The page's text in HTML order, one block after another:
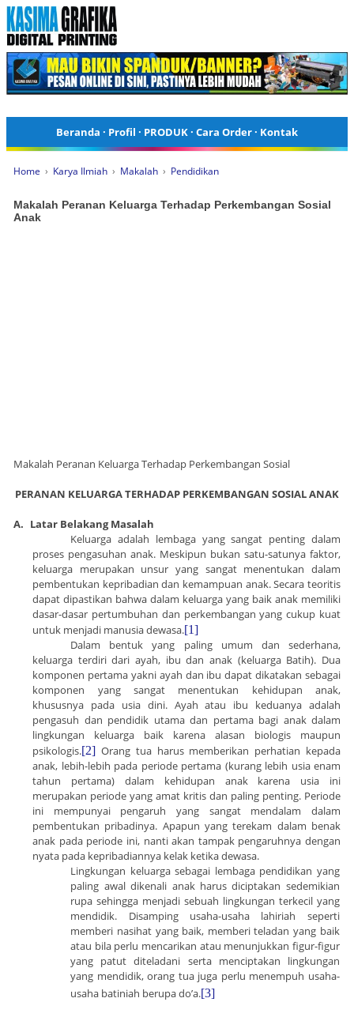
Beranda · Profil · PRODUK· Cara Order· Kontak
Home › Karya Ilmiah › Makalah › Pendidikan
Makalah Peranan Keluarga Terhadap Perkembangan Sosial
Anak
Makalah Peranan Keluarga Terhadap Perkembangan Sosial
PERANAN KELUARGA TERHADAP PERKEMBANGAN SOSIAL ANAK
A. Latar Belakang Masalah
Keluarga adalah lembaga yang sangat penting dalam
proses pengasuhan anak. Meskipun bukan satu-satunya faktor,
keluarga merupakan unsur yang sangat menentukan dalam
pembentukan kepribadian dan kemampuan anak. Secara teoritis
dapat dipastikan bahwa dalam keluarga yang baik anak memiliki
dasar-dasar pertumbuhan dan perkembangan yang cukup kuat
untuk menjadi manusia dewasa.[1]
Dalam bentuk yang paling umum dan sederhana,
keluarga terdiri dari ayah, ibu dan anak (keluarga Batih). Dua
komponen pertama yakni ayah dan ibu dapat dikatakan sebagai
komponen yang sangat menentukan kehidupan anak,
khususnya pada usia dini. Ayah atau ibu keduanya adalah
pengasuh dan pendidik utama dan pertama bagi anak dalam
lingkungan keluarga baik karena alasan biologis maupun
psikologis.[2] Orang tua harus memberikan perhatian kepada
anak, lebih-lebih pada periode pertama (kurang lebih usia enam
tahun pertama) dalam kehidupan anak karena usia ini
merupakan periode yang amat kritis dan paling penting. Periode
ini mempunyai pengaruh yang sangat mendalam dalam
pembentukan pribadinya. Apapun yang terekam dalam benak
anak pada periode ini, nanti akan tampak pengaruhnya dengan
nyata pada kepribadiannya kelak ketika dewasa.
Lingkungan keluarga sebagai lembaga pendidikan yang
paling awal dikenali anak harus diciptakan sedemikian
rupa sehingga menjadi sebuah lingkungan terkecil yang
mendidik. Disamping usaha-usaha lahiriah seperti
memberi nasihat yang baik, memberi teladan yang baik
atau bila perlu mencarikan atau menunjukkan figur-figur
yang patut diteladani serta menciptakan lingkungan
yang mendidik, orang tua juga perlu menempuh usaha-
usaha batiniah berupa do’a.[3]